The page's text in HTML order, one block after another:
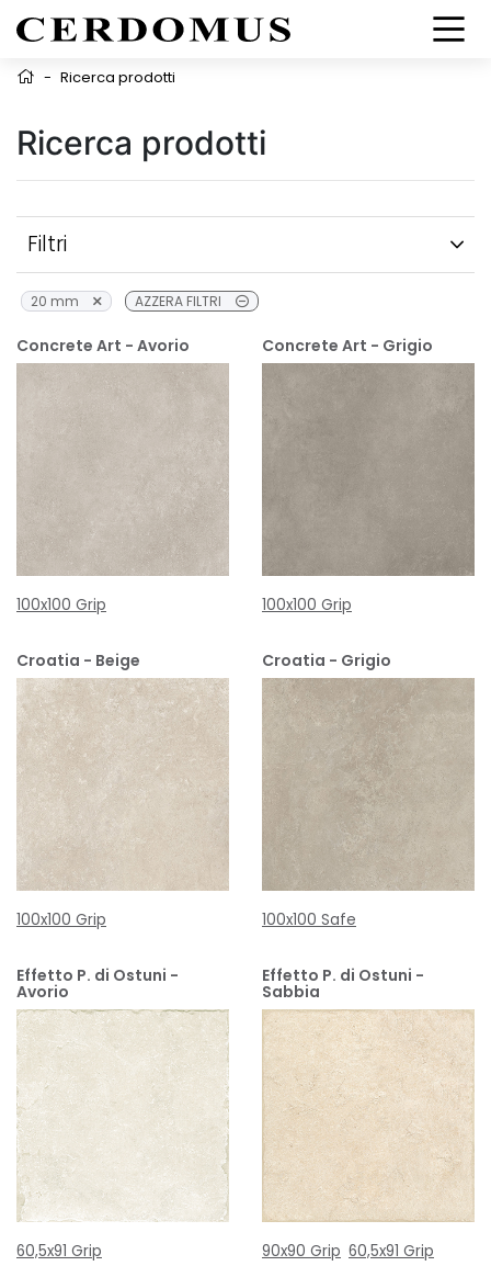
- Ricerca prodotti
Ricerca prodotti
Filtri
20 mm AZZERA FILTRI
Concrete Art - Avorio
100x100 Grip
Concrete Art - Grigio
100x100 Grip
Croatia - Beige
100x100 Grip
Croatia - Grigio
100x100 Safe
Effetto P. di Ostuni -
Avorio
60,5x91 Grip
Effetto P. di Ostuni -
Sabbia
90x90 Grip 60,5x91 Grip